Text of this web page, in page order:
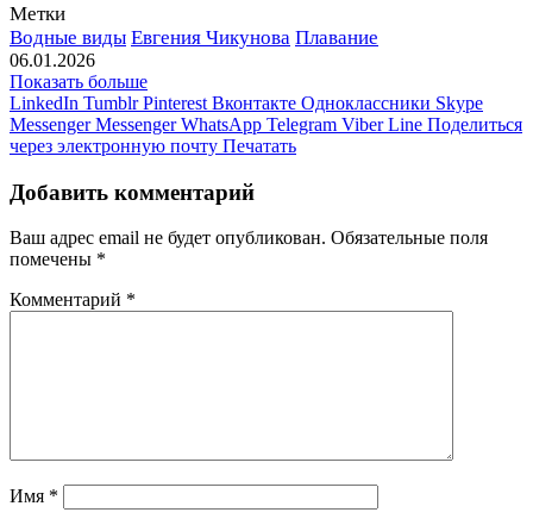
Метки
Водные виды Евгения Чикунова Плавание
06.01.2026
Показать больше
LinkedIn Tumblr Pinterest Вконтакте Одноклассники Skype
Messenger Messenger WhatsApp Telegram Viber Line Поделиться
через электронную почту Печатать
Добавить комментарий
Ваш адрес email не будет опубликован. Обязательные поля
помечены *
Комментарий *
Имя *